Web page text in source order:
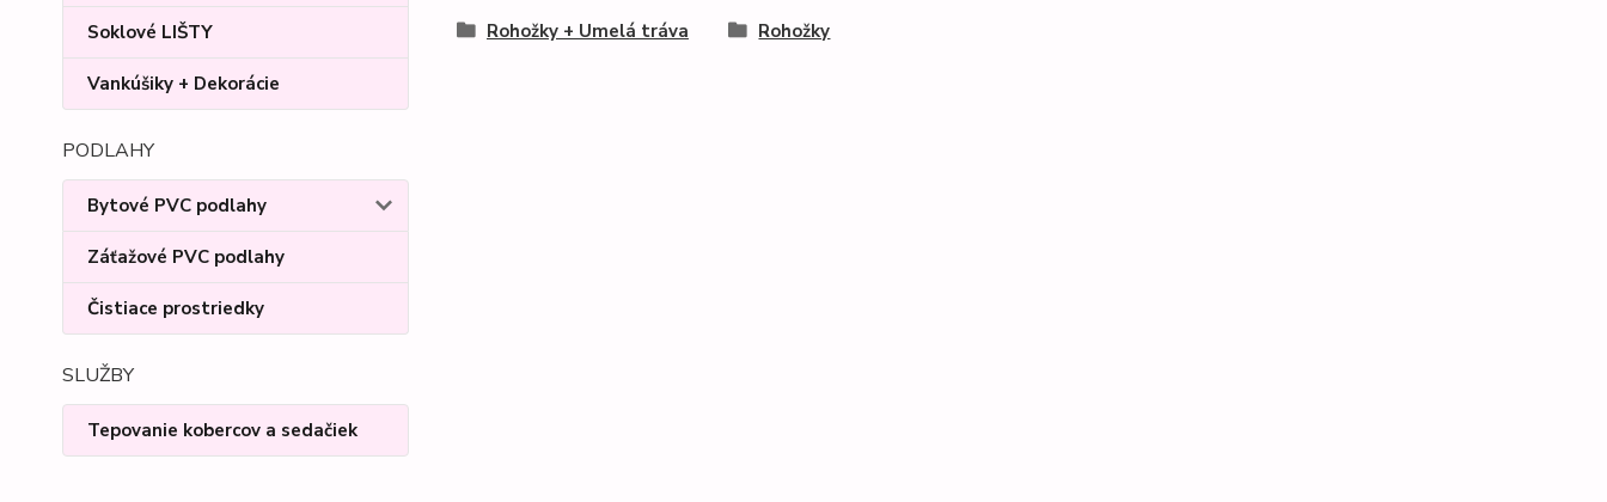
Soklové LIŠTY
Vankúšiky + Dekorácie
PODLAHY
Bytové PVC podlahy
Záťažové PVC podlahy
Čistiace prostriedky
SLUŽBY
Tepovanie kobercov a sedačiek
Rohožky + Umelá tráva Rohožky